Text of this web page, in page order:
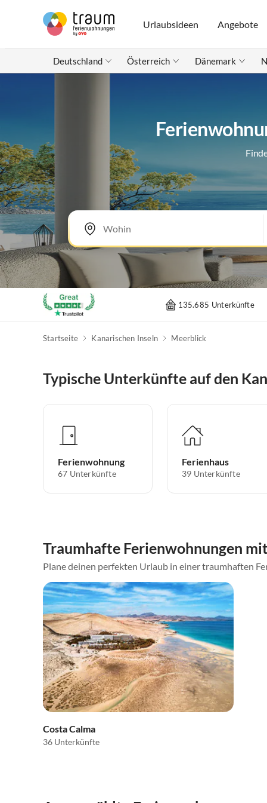
Urlaubsideen Angebote
Deutschland Österreich Dänemark
135.685 Unterkünfte
Startseite Kanarischen Inseln Meerblick
Typische Unterkünfte auf den
Ferienwohnung
67 Unterkünfte
Ferienhaus
39 Unterkünfte
Traumhafte Ferienwohnungen
Plane deinen perfekten Urlaub in einer traumhaften
Costa Calma
36 Unterkünfte